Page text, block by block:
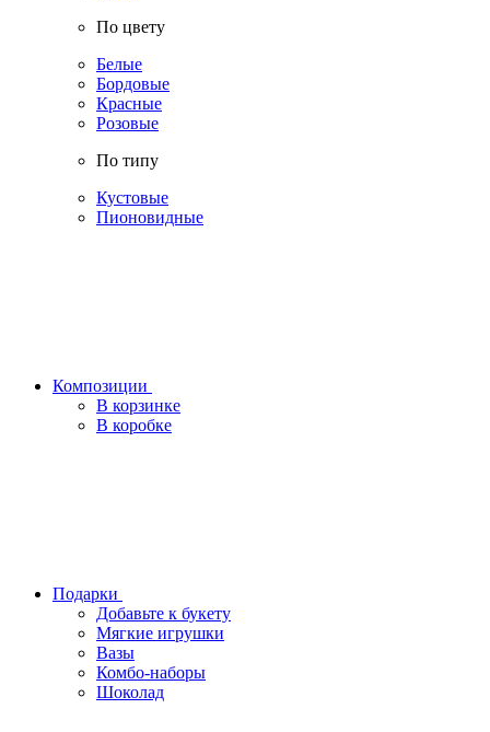
По цвету
Белые
Бордовые
Красные
Розовые
По типу
Кустовые
Пионовидные
Композиции
В корзинке
В коробке
Подарки
Добавьте к букету
Мягкие игрушки
Вазы
Комбо-наборы
Шоколад